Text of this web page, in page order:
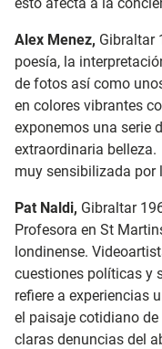
Alex Menez, Gibraltar
poesía, la
de fotos así como
en colores vibrantes
exponemos una serie
extraordinaria
muy sensibilizada por
Pat Naldi, Gibraltar
Profesora en St
londinense.
cuestiones políticas y
refiere a experiencias
el paisaje cotidiano
claras denuncias del